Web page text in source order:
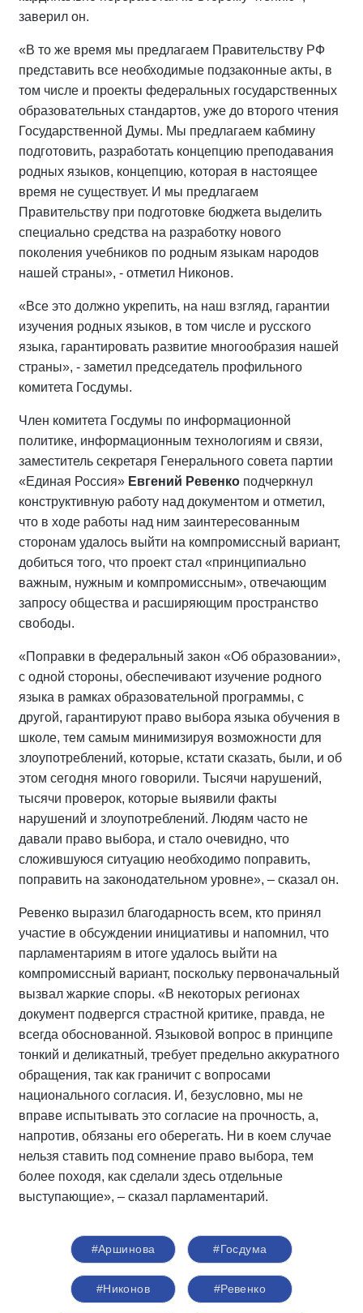
заверил он.
«В то же время мы предлагаем Правительству РФ
представить все необходимые подзаконные акты, в
том числе и проекты федеральных государственных
образовательных стандартов, уже до второго чтения
Государственной Думы. Мы предлагаем кабмину
подготовить, разработать концепцию преподавания
родных языков, концепцию, которая в настоящее
время не существует. И мы предлагаем
Правительству при подготовке бюджета выделить
специально средства на разработку нового
поколения учебников по родным языкам народов
нашей страны», - отметил Никонов.
«Все это должно укрепить, на наш взгляд, гарантии
изучения родных языков, в том числе и русского
языка, гарантировать развитие многообразия нашей
страны», - заметил председатель профильного
комитета Госдумы.
Член комитета Госдумы по информационной
политике, информационным технологиям и связи,
заместитель секретаря Генерального совета партии
«Единая Россия» Евгений Ревенко подчеркнул
конструктивную работу над документом и отметил,
что в ходе работы над ним заинтересованным
сторонам удалось выйти на компромиссный вариант,
добиться того, что проект стал «принципиально
важным, нужным и компромиссным», отвечающим
запросу общества и расширяющим пространство
свободы.
«Поправки в федеральный закон «Об образовании»,
с одной стороны, обеспечивают изучение родного
языка в рамках образовательной программы, с
другой, гарантируют право выбора языка обучения в
школе, тем самым минимизируя возможности для
злоупотреблений, которые, кстати сказать, были, и об
этом сегодня много говорили. Тысячи нарушений,
тысячи проверок, которые выявили факты
нарушений и злоупотреблений. Людям часто не
давали право выбора, и стало очевидно, что
сложившуюся ситуацию необходимо поправить,
поправить на законодательном уровне», – сказал он.
Ревенко выразил благодарность всем, кто принял
участие в обсуждении инициативы и напомнил, что
парламентариям в итоге удалось выйти на
компромиссный вариант, поскольку первоначальный
вызвал жаркие споры. «В некоторых регионах
документ подвергся страстной критике, правда, не
всегда обоснованной. Языковой вопрос в принципе
тонкий и деликатный, требует предельно аккуратного
обращения, так как граничит с вопросами
национального согласия. И, безусловно, мы не
вправе испытывать это согласие на прочность, а,
напротив, обязаны его оберегать. Ни в коем случае
нельзя ставить под сомнение право выбора, тем
более походя, как сделали здесь отдельные
выступающие», – сказал парламентарий.
#Аршинова #Госдума
#Никонов #Ревенко